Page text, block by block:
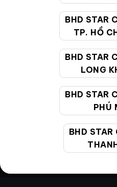
BHD STAR
TP. HỒ
BHD STAR
LONG
BHD STAR
PHÚ
BHD STAR
19002099
Giờ làm việc: 9:00 - 22:00